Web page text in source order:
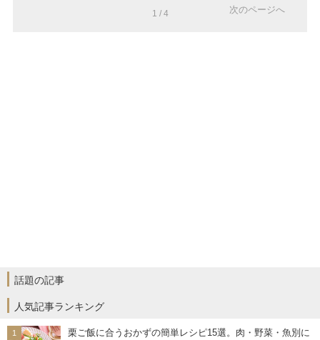
1 / 4 次のページへ
話題の記事
人気記事ランキング
栗ご飯に合うおかずの簡単レシピ15選。肉・野菜・魚別に